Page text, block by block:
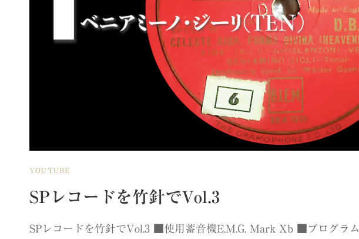
CAT
YOUTUBE
SPレコードを竹針でVol.3
SPレコードを竹針でVol.3 ■使用蓄音機E.M.G. Mark Xb ■プログラ